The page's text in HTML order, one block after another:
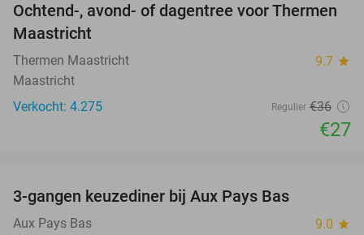
25%
Ochtend-, avond- of dagentree voor Thermen
Maastricht
Thermen Maastricht 9.7 star
Maastricht
Verkocht: 4.275
Regulier €36
€27
3-gangen keuzediner bij Aux Pays Bas
Aux Pays Bas 9.0 star